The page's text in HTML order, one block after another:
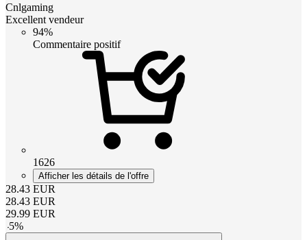
Cnlgaming
Excellent vendeur
94%
Commentaire positif
1626
Afficher les détails de l'offre
28.43 EUR
28.43 EUR
29.99 EUR
-5%